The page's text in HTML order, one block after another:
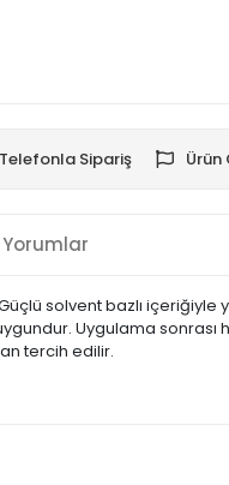
Telefonla Sipariş Ürün
Yorumlar
solvent bazlı
Uygulama sonrası
tercih edilir.